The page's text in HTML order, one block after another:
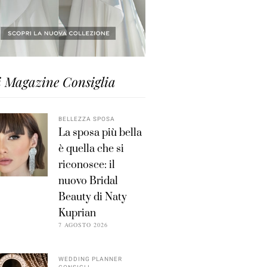
Magazine Consiglia
BELLEZZA SPOSA
La sposa più bella
è quella che si
riconosce: il
nuovo Bridal
Beauty di Naty
Kuprian
7 AGOSTO 2026
WEDDING PLANNER